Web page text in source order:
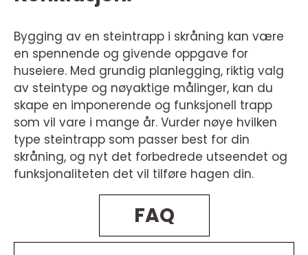
Bygging av en steintrapp i skråning kan være
en spennende og givende oppgave for
huseiere. Med grundig planlegging, riktig valg
av steintype og nøyaktige målinger, kan du
skape en imponerende og funksjonell trapp
som vil vare i mange år. Vurder nøye hvilken
type steintrapp som passer best for din
skråning, og nyt det forbedrede utseendet og
funksjonaliteten det vil tilføre hagen din.
FAQ